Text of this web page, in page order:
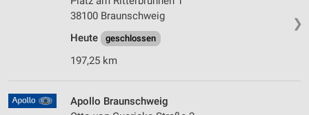
❯
38100 Braunschweig
Heute
geschlossen
197,25 km
Apollo Braunschweig